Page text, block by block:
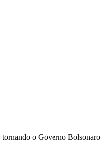
tornando o Governo Bolsonaro